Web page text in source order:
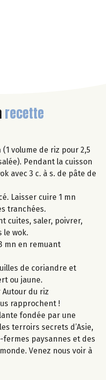
recette
(1 volume de riz pour 2,5
Pendant la cuisson
avec 3 c. à s. de pâte de
Laisser cuire 1 mn
tranchées.
cuites, saler, poivrer,
le wok.
mn en remuant
de coriandre et
ou jaune.
du riz
rapprochent !
fondée par une
terroirs secrets d’Asie,
paysannes et des
Venez nous voir à